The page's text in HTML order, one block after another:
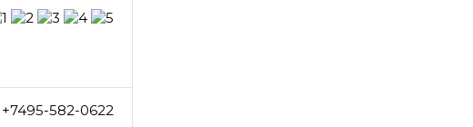
+7495-582-0622